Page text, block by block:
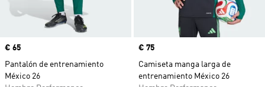
Precio
€ 65
Pantalón de entrenamiento
México 26
Precio
€ 75
Camiseta manga larga de
entrenamiento México 26